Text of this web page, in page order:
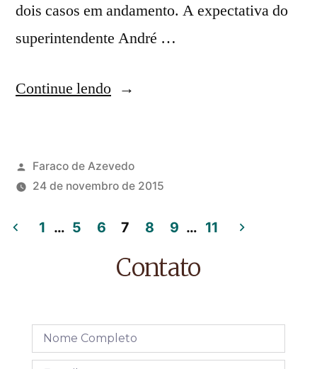
dois casos em andamento. A expectativa do
superintendente André …
Continue lendo
Faraco de Azevedo
24 de novembro de 2015
1 … 5 6 7 8 9 … 11
Contato